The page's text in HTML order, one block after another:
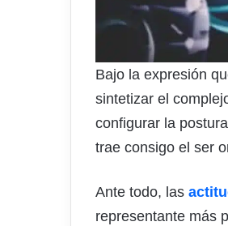
Bajo la expresión
sintetizar el
configurar la
trae consigo el ser
Ante todo, las
representante más